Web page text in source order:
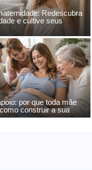
Redescubra
e cultive seus
por que toda mãe
construir a sua